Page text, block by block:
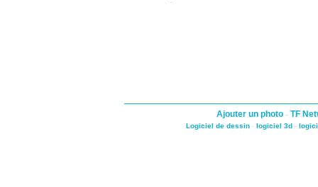
Ajouter un photo - TF
Logiciel de dessin - logiciel 3d -